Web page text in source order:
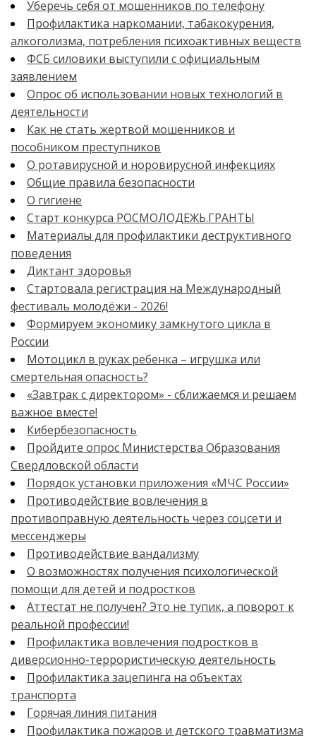
Уберечь себя от мошенников по телефону
Профилактика наркомании, табакокурения,
алкоголизма, потребления психоактивных веществ
ФСБ силовики выступили с официальным
заявлением
Опрос об использовании новых технологий в
деятельности
Как не стать жертвой мошенников и
пособником преступников
О ротавирусной и норовирусной инфекциях
Общие правила безопасности
О гигиене
Старт конкурса РОСМОЛОДЕЖЬ.ГРАНТЫ
Материалы для профилактики деструктивного
поведения
Диктант здоровья
Стартовала регистрация на Международный
фестиваль молодёжи - 2026!
Формируем экономику замкнутого цикла в
России
Мотоцикл в руках ребенка – игрушка или
смертельная опасность?
«Завтрак с директором» - сближаемся и решаем
важное вместе!
Кибербезопасность
Пройдите опрос Министерства Образования
Свердловской области
Порядок установки приложения «МЧС России»
Противодействие вовлечения в
противоправную деятельность через соцсети и
мессенджеры
Противодействие вандализму
О возможностях получения психологической
помощи для детей и подростков
Аттестат не получен? Это не тупик, а поворот к
реальной профессии!
Профилактика вовлечения подростков в
диверсионно-террористическую деятельность
Профилактика зацепинга на объектах
транспорта
Горячая линия питания
Профилактика пожаров и детского травматизма